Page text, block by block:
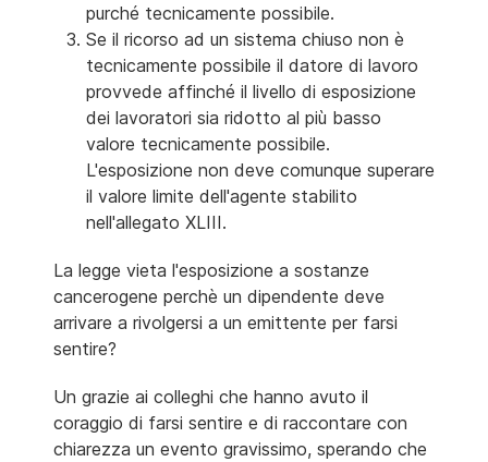
purché tecnicamente possibile.
Se il ricorso ad un sistema chiuso non è
tecnicamente possibile il datore di lavoro
provvede affinché il livello di esposizione
dei lavoratori sia ridotto al più basso
valore tecnicamente possibile.
L'esposizione non deve comunque superare
il valore limite dell'agente stabilito
nell'allegato XLIII.
La legge vieta l'esposizione a sostanze
cancerogene perchè un dipendente deve
arrivare a rivolgersi a un emittente per farsi
sentire?
Un grazie ai colleghi che hanno avuto il
coraggio di farsi sentire e di raccontare con
chiarezza un evento gravissimo, sperando che